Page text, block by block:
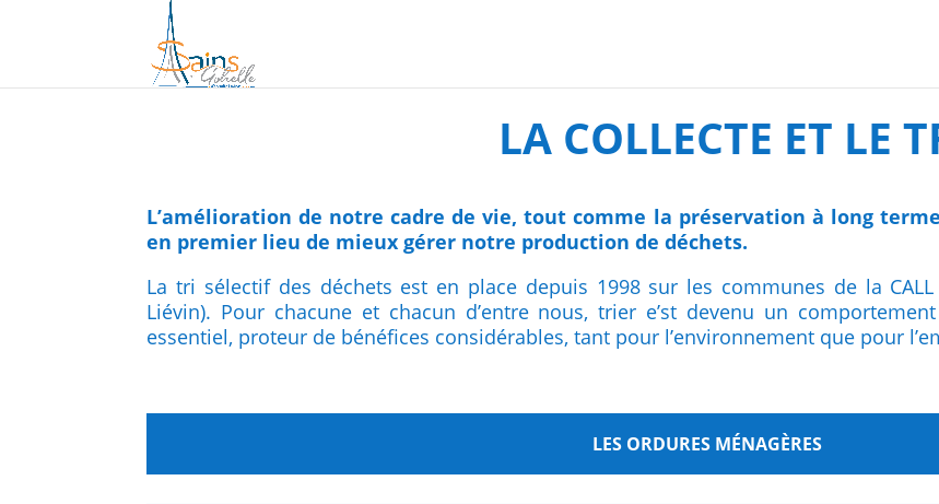
LA COLLECTE ET LE
L’amélioration de notre cadre de vie, tout comme la préservation à long
en premier lieu de mieux gérer notre production de déchets.
La tri sélectif des déchets est en place depuis 1998 sur les communes de la CALL
Liévin). Pour chacune et chacun d’entre nous, trier e’st devenu un
essentiel, proteur de bénéfices considérables, tant pour l’environnement que pour
LES ORDURES MÉNAGÈRES